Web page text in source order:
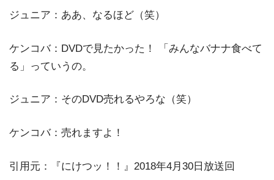
ジュニア：ああ、なるほど（笑）
ケンコバ：DVDで見たかった！ 「みんなバナナ食べて
る」っていうの。
ジュニア：そのDVD売れるやろな（笑）
ケンコバ：売れますよ！
引用元：『にけつッ！！』2018年4月30日放送回